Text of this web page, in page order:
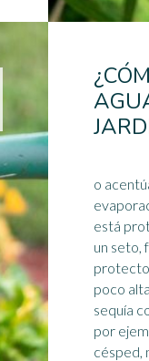
o
está
un seto,
poco
sequía
por ejemplo. Si
césped,